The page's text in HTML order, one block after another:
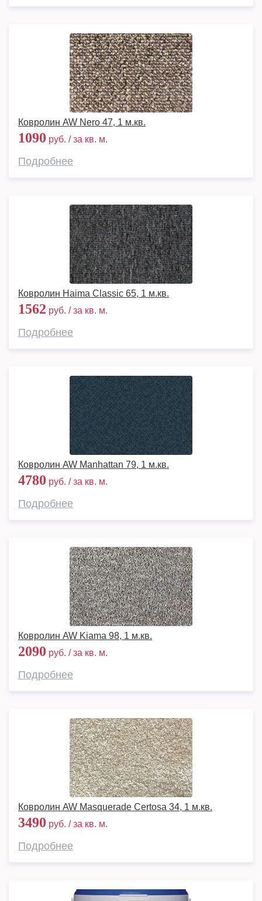
Ковролин AW Nero 47, 1 м.кв.
1090 руб. / за кв. м.
Подробнее
Ковролин Haima Classic 65, 1 м.кв.
1562 руб. / за кв. м.
Подробнее
Ковролин AW Manhattan 79, 1 м.кв.
4780 руб. / за кв. м.
Подробнее
Ковролин AW Kiama 98, 1 м.кв.
2090 руб. / за кв. м.
Подробнее
Ковролин AW Masquerade Certosa 34, 1 м.кв.
3490 руб. / за кв. м.
Подробнее